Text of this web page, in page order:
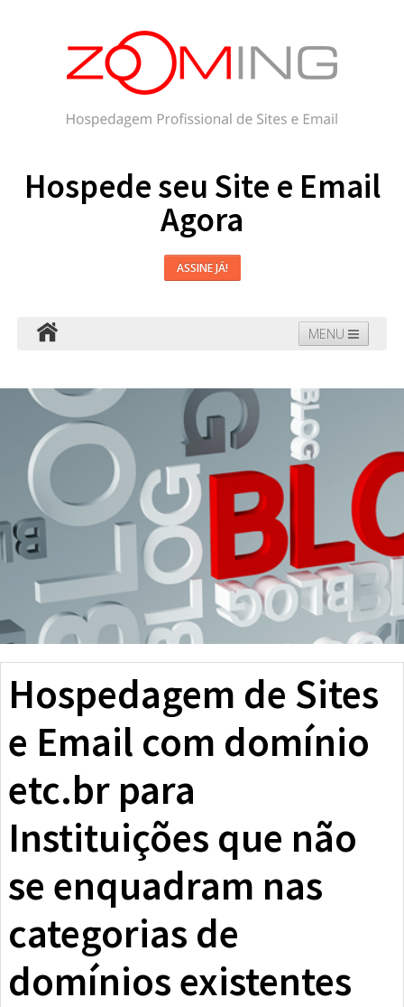
Hospede seu Site e Email
Agora
ASSINE JÁ!
MENU
Domínios Blog Suporte
Hospedagem de Sites
e Email com domínio
etc.br para
Instituições que não
se enquadram nas
categorias de
domínios existentes